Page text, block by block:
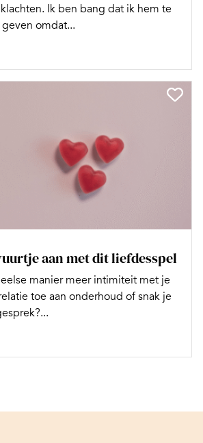
Ik ben bang dat ik hem te
omdat...
aan met dit liefdesspel
manier meer intimiteit met je
toe aan onderhoud of snak je